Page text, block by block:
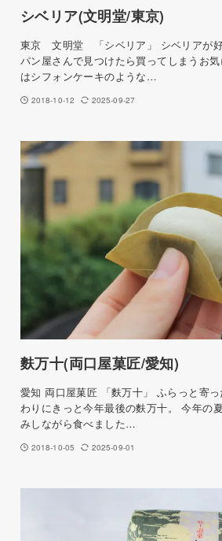
シベリア(文明堂/東京)
東京 文明堂 「シベリア」 シベリアが
パン屋さんで見つけたら買ってしまうお
はシフォンケーキのような…
2018-10-12 2025-09-27
麩万十(両口屋菓匠/愛知)
愛知 両口屋菓匠 「麩万十」 ふらっと寄
わりにきっと今年最後の麩万十。 今年の
みしながら食べました…
2018-10-05 2025-09-01